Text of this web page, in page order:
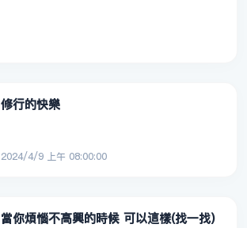
修行的快樂
2024/4/9 上午 08:00:00
當你煩惱不高興的時候 可以這樣(找一找)